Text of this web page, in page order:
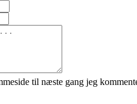
til næste gang jeg